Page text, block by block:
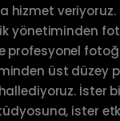
hizmet veriyoruz.
yönetiminden
profesyonel
üst düzey
İster
ister